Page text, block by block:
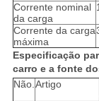
Corrente nominal
da carga
Corrente da carga
máxima
Especificação
carro e a fonte
Não.Artigo